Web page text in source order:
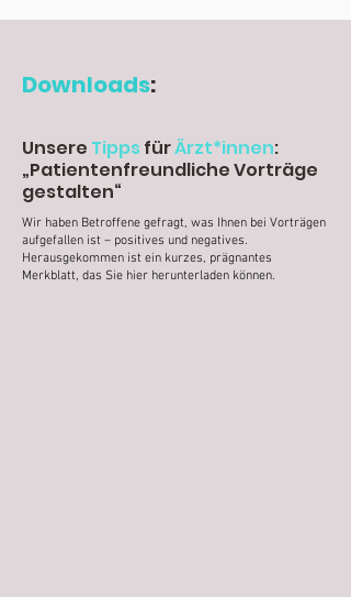
Downloads:
Unsere TippsfürÄrzt*innen:
„Patientenfreundliche Vorträge
gestalten“
Wir haben Betroffene gefragt, was Ihnen bei Vorträgen
aufgefallen ist – positives und negatives.
Herausgekommen ist ein kurzes, prägnantes
Merkblatt, das Sie hier herunterladen können.